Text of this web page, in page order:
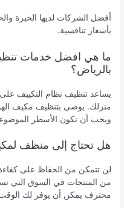
أفضل الشركات لديها الخبرة
بأسعار تنافسية.
ما هي افضل خدمات
بالرياض؟
يساعد تنظيف نظام التكييف على
منزلك. يوصى بتنظيف مكيف
ويجب أن تكون الأسطر
هل تحتاج إلى منظف
لن تتمكن من الحفاظ على
من المنتجات في السوق التي
محترف يمكن أن يوفر لك الوقت